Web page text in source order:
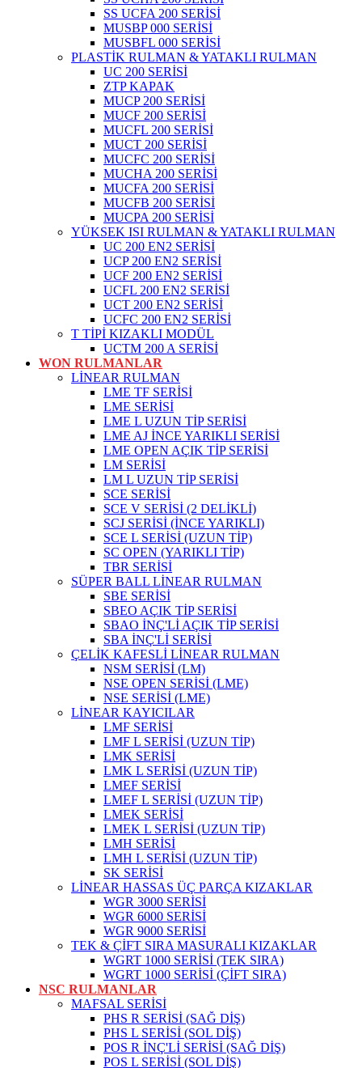
SS UCFA 200 SERİSİ
MUSBP 000 SERİSİ
MUSBFL 000 SERİSİ
PLASTİK RULMAN & YATAKLI RULMAN
UC 200 SERİSİ
ZTP KAPAK
MUCP 200 SERİSİ
MUCF 200 SERİSİ
MUCFL 200 SERİSİ
MUCT 200 SERİSİ
MUCFC 200 SERİSİ
MUCHA 200 SERİSİ
MUCFA 200 SERİSİ
MUCFB 200 SERİSİ
MUCPA 200 SERİSİ
YÜKSEK ISI RULMAN & YATAKLI RULMAN
UC 200 EN2 SERİSİ
UCP 200 EN2 SERİSİ
UCF 200 EN2 SERİSİ
UCFL 200 EN2 SERİSİ
UCT 200 EN2 SERİSİ
UCFC 200 EN2 SERİSİ
T TİPİ KIZAKLI MODÜL
UCTM 200 A SERİSİ
WON RULMANLAR
LİNEAR RULMAN
LME TF SERİSİ
LME SERİSİ
LME L UZUN TİP SERİSİ
LME AJ İNCE YARIKLI SERİSİ
LME OPEN AÇIK TİP SERİSİ
LM SERİSİ
LM L UZUN TİP SERİSİ
SCE SERİSİ
SCE V SERİSİ (2 DELİKLİ)
SCJ SERİSİ (İNCE YARIKLI)
SCE L SERİSİ (UZUN TİP)
SC OPEN (YARIKLI TİP)
TBR SERİSİ
SÜPER BALL LİNEAR RULMAN
SBE SERİSİ
SBEO AÇIK TİP SERİSİ
SBAO İNÇ'Lİ AÇIK TİP SERİSİ
SBA İNÇ'Lİ SERİSİ
ÇELİK KAFESLİ LİNEAR RULMAN
NSM SERİSİ (LM)
NSE OPEN SERİSİ (LME)
NSE SERİSİ (LME)
LİNEAR KAYICILAR
LMF SERİSİ
LMF L SERİSİ (UZUN TİP)
LMK SERİSİ
LMK L SERİSİ (UZUN TİP)
LMEF SERİSİ
LMEF L SERİSİ (UZUN TİP)
LMEK SERİSİ
LMEK L SERİSİ (UZUN TİP)
LMH SERİSİ
LMH L SERİSİ (UZUN TİP)
SK SERİSİ
LİNEAR HASSAS ÜÇ PARÇA KIZAKLAR
WGR 3000 SERİSİ
WGR 6000 SERİSİ
WGR 9000 SERİSİ
TEK & ÇİFT SIRA MASURALI KIZAKLAR
WGRT 1000 SERİSİ (TEK SIRA)
WGRT 1000 SERİSİ (ÇİFT SIRA)
NSC RULMANLAR
MAFSAL SERİSİ
PHS R SERİSİ (SAĞ DİŞ)
PHS L SERİSİ (SOL DİŞ)
POS R İNÇ'Lİ SERİSİ (SAĞ DİŞ)
POS L SERİSİ (SOL DİŞ)